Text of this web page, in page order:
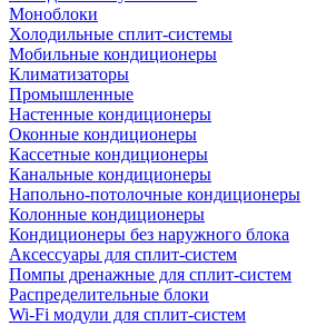
Моноблоки
Холодильные сплит-системы
Мобильные кондиционеры
Климатизаторы
Промышленные
Настенные кондиционеры
Оконные кондиционеры
Кассетные кондиционеры
Канальные кондиционеры
Напольно-потолочные кондиционеры
Колонные кондиционеры
Кондиционеры без наружного блока
Аксессуары для сплит-систем
Помпы дренажные для сплит-систем
Распределительные блоки
Wi-Fi модули для сплит-систем